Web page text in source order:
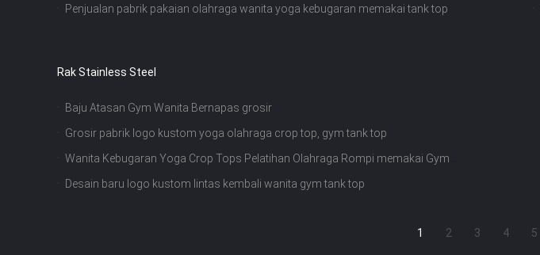
Penjualan pabrik pakaian olahraga wanita yoga kebugaran memakai tank top
Rak Stainless Steel
Baju Atasan Gym Wanita Bernapas grosir
Grosir pabrik logo kustom yoga olahraga crop top, gym tank top
Wanita Kebugaran Yoga Crop Tops Pelatihan Olahraga Rompi memakai Gym
Desain baru logo kustom lintas kembali wanita gym tank top
1 2 3 4 5